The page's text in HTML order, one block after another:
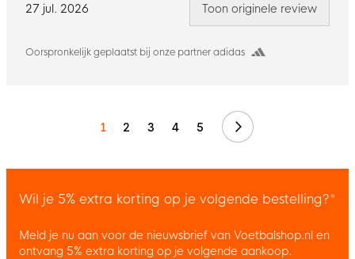
27 jul. 2026
Oorspronkelijk geplaatst bij onze partner adidas
Toon originele review
1 2 3 4 5 Volgende
Wil je 5% extra korting op je volgende bestelling?*
Meld je nu aan voor de nieuwsbrief van Voetbalshop.nl en
ontvang 5% extra korting op je volgende aankoop.